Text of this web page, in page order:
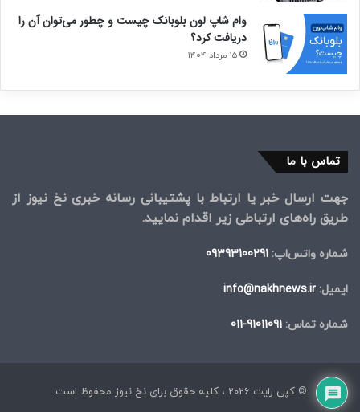
وام شاپ لون بلوبانک چیست و چطور می‌توان آن را
دریافت کرد؟
۱۵ مرداد ۱۴۰۴
تماس با ما
جهت ارسال خبر یا ارتباط با پشتیبانی رسانه خبری نخ نیوز از
طریق راه‌های ارتباطی زیر اقدام نمایید.
شماره واتس‌اپ: 09393100291
ایمیل: info@nakhnews.ir
شماره تماس: 91011091-011
© کپی رایت 2026 ، کلیه حقوق برای نخ نیوز محفوظ است.